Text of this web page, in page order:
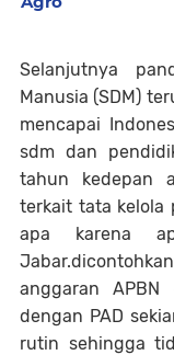
Selanjutnya
Manusia (SDM)
mencapai
sdm dan
tahun kedepan
terkait tata kelola
apa karena
anggaran
dengan PAD
rutin sehingga